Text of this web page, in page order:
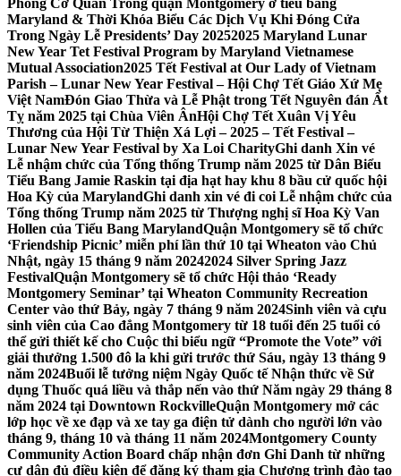
Phòng Cơ Quan Trong quận Montgomery ở tiểu bang
Maryland & Thời Khóa Biểu Các Dịch Vụ Khi Đóng Cửa
Trong Ngày Lễ Presidents’ Day 20252025 Maryland Lunar
New Year Tet Festival Program by Maryland Vietnamese
Mutual Association2025 Tết Festival at Our Lady of Vietnam
Parish – Lunar New Year Festival – Hội Chợ Tết Giáo Xứ Mẹ
Việt NamĐón Giao Thừa và Lễ Phật trong Tết Nguyên đán Ất
Tỵ năm 2025 tại Chùa Viên ÂnHội Chợ Tết Xuân Vị Yêu
Thương của Hội Từ Thiện Xá Lợi – 2025 – Tết Festival –
Lunar New Year Festival by Xa Loi CharityGhi danh Xin vé
Lễ nhậm chức của Tổng thống Trump năm 2025 từ Dân Biểu
Tiểu Bang Jamie Raskin tại địa hạt hay khu 8 bầu cử quốc hội
Hoa Kỳ của MarylandGhi danh xin vé đi coi Lễ nhậm chức của
Tổng thống Trump năm 2025 từ Thượng nghị sĩ Hoa Kỳ Van
Hollen của Tiểu Bang MarylandQuận Montgomery sẽ tổ chức
‘Friendship Picnic’ miễn phí lần thứ 10 tại Wheaton vào Chủ
Nhật, ngày 15 tháng 9 năm 20242024 Silver Spring Jazz
FestivalQuận Montgomery sẽ tổ chức Hội thảo ‘Ready
Montgomery Seminar’ tại Wheaton Community Recreation
Center vào thứ Bảy, ngày 7 tháng 9 năm 2024Sinh viên và cựu
sinh viên của Cao đẳng Montgomery từ 18 tuổi đến 25 tuổi có
thể gửi thiết kế cho Cuộc thi biểu ngữ “Promote the Vote” với
giải thưởng 1.500 đô la khi gửi trước thứ Sáu, ngày 13 tháng 9
năm 2024Buổi lễ tưởng niệm Ngày Quốc tế Nhận thức về Sử
dụng Thuốc quá liều và thắp nến vào thứ Năm ngày 29 tháng 8
năm 2024 tại Downtown RockvilleQuận Montgomery mở các
lớp học về xe đạp và xe tay ga điện tử dành cho người lớn vào
tháng 9, tháng 10 và tháng 11 năm 2024Montgomery County
Community Action Board chấp nhận đơn Ghi Danh từ những
cư dân đủ điều kiện để đăng ký tham gia Chương trình đào tạo